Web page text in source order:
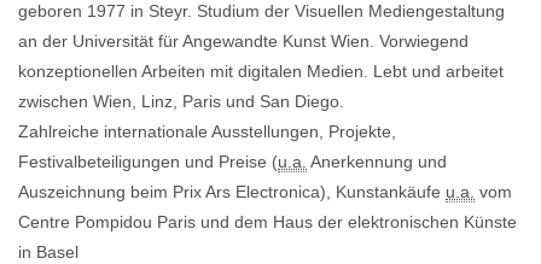
geboren 1977 in Steyr. Studium der Visuellen Mediengestaltung
an der Universität für Angewandte Kunst Wien. Vorwiegend
konzeptionellen Arbeiten mit digitalen Medien. Lebt und arbeitet
zwischen Wien, Linz, Paris und San Diego.
Zahlreiche internationale Ausstellungen, Projekte,
Festivalbeteiligungen und Preise (u.a. Anerkennung und
Auszeichnung beim Prix Ars Electronica), Kunstankäufe u.a. vom
Centre Pompidou Paris und dem Haus der elektronischen Künste
in Basel